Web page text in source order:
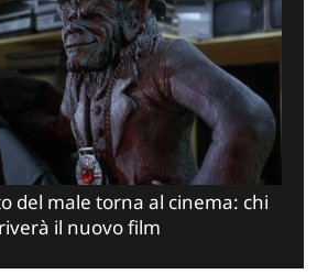
del male torna al cinema: chi
il nuovo film